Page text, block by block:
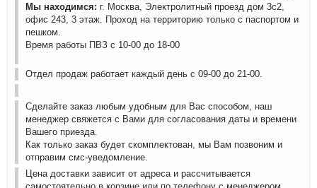
Мы находимся: г. Москва, Электролитный проезд дом 3с2,
офис 243, 3 этаж. Проход на территорию только с паспортом и
пешком.
Время работы ПВЗ с 10-00 до 18-00
Отдел продаж работает каждый день с 09-00 до 21-00.
Сделайте заказ любым удобным для Вас способом, наш
менеджер свяжется с Вами для согласования даты и времени
Вашего приезда.
Как только заказ будет скомплектован, мы Вам позвоним и
отправим смс-уведомление.
Цена доставки зависит от адреса и рассчитывается